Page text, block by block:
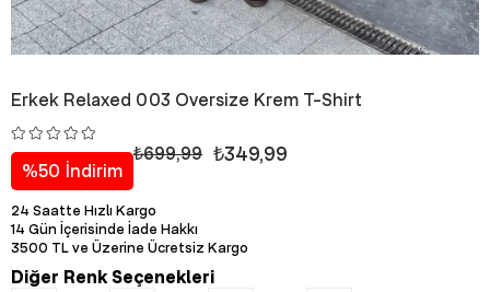
Erkek Relaxed 003 Oversize Krem T-Shirt
%50 İndirim
₺699,99 ₺349,99
24 Saatte Hızlı Kargo
14 Gün İçerisinde İade Hakkı
3500 TL ve Üzerine Ücretsiz Kargo
Diğer Renk Seçenekleri